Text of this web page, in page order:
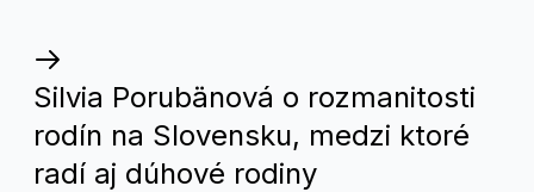
dozvie
Silvia Porubänová o rozmanitosti
rodín na Slovensku, medzi ktoré
radí aj dúhové rodiny